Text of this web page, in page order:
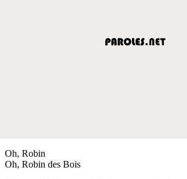
Oh, Robin
Oh, Robin des Bois